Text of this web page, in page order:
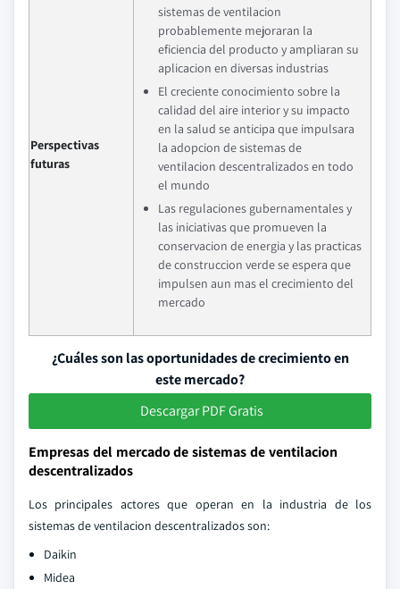
Perspectivas
futuras
sistemas de ventilacion
probablemente mejoraran la
eficiencia del producto y ampliaran su
aplicacion en diversas industrias
El creciente conocimiento sobre la
calidad del aire interior y su impacto
en la salud se anticipa que impulsara
la adopcion de sistemas de
ventilacion descentralizados en todo
el mundo
Las regulaciones gubernamentales y
las iniciativas que promueven la
conservacion de energia y las practicas
de construccion verde se espera que
impulsen aun mas el crecimiento del
mercado
¿Cuáles son las oportunidades de crecimiento en
este mercado?
Descargar PDF Gratis
Empresas del mercado de sistemas de ventilacion
descentralizados
Los principales actores que operan en la industria de los
sistemas de ventilacion descentralizados son:
Daikin
Midea